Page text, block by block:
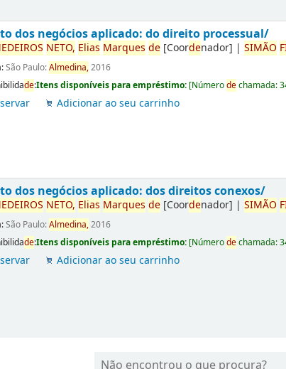
dos negócios aplicado: do direito processual/
DEIROS NETO, Elias Marques de [Coordenador] |SIMÃO
São Paulo:Almedina,2016
de:Itens disponíveis para empréstimo: [Númerodechamada:
Adicionar ao seu carrinho
dos negócios aplicado: dos direitos conexos/
DEIROS NETO, Elias Marques de [Coordenador] |SIMÃO
São Paulo:Almedina,2016
de:Itens disponíveis para empréstimo: [Númerodechamada:
Adicionar ao seu carrinho